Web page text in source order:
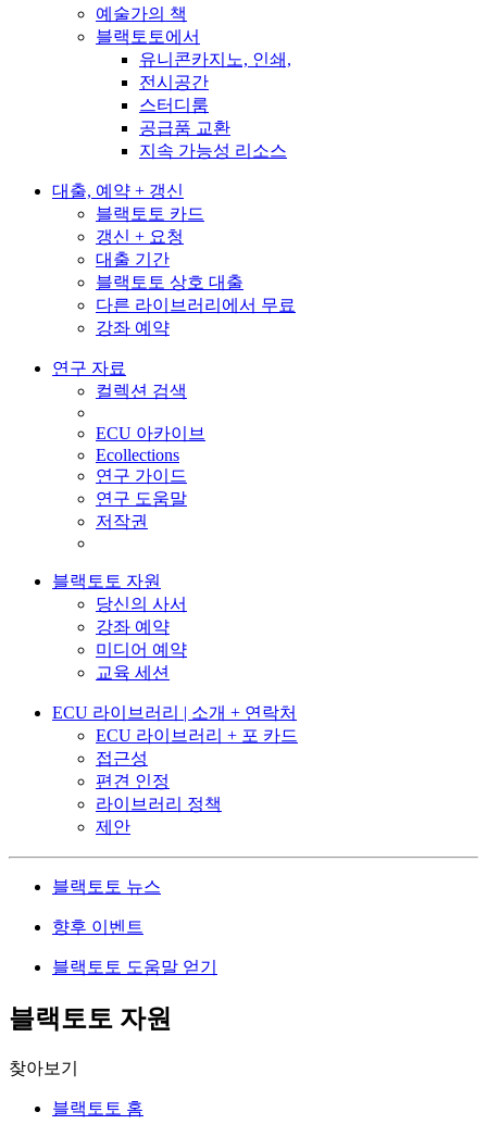
예술가의 책
블랙토토에서
유니콘카지노, 인쇄,
전시공간
스터디룸
공급품 교환
지속 가능성 리소스
대출, 예약 + 갱신
블랙토토 카드
갱신 + 요청
대출 기간
블랙토토 상호 대출
다른 라이브러리에서 무료
강좌 예약
연구 자료
컬렉션 검색
ECU 아카이브
Ecollections
연구 가이드
연구 도움말
저작권
블랙토토 자원
당신의 사서
강좌 예약
미디어 예약
교육 세션
ECU 라이브러리 | 소개 + 연락처
ECU 라이브러리 + 포 카드
접근성
편견 인정
라이브러리 정책
제안
블랙토토 뉴스
향후 이벤트
블랙토토 도움말 얻기
블랙토토 자원
찾아보기
블랙토토 홈